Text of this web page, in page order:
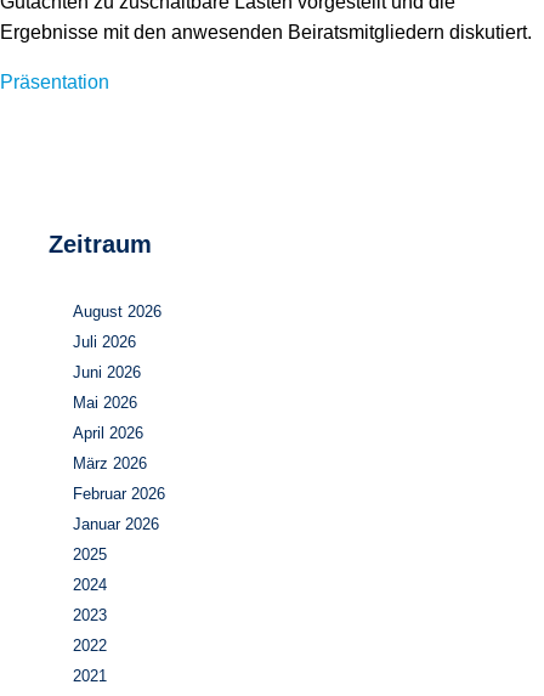
Wärme
Newsletter
Ergebnisse mit den anwesenden Beiratsmitgliedern diskutiert.
Präsentation
Zeitraum
August 2026
Juli 2026
Juni 2026
Mai 2026
April 2026
März 2026
Februar 2026
Januar 2026
2025
2024
2023
2022
2021